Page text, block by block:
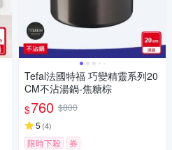
Tefal法國特福 巧變精靈系列20
CM不沾湯鍋-焦糖棕
$760 $800
5 (4)
限時下殺 券